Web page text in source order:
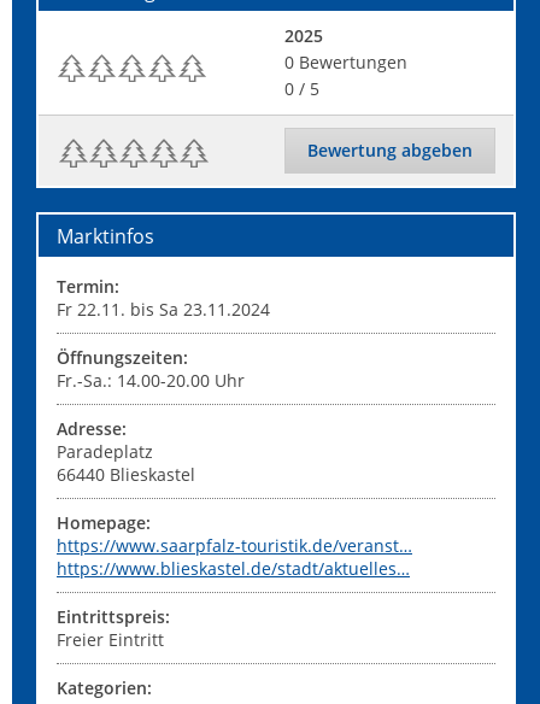
2025
0 Bewertungen
0 / 5
Bewertung abgeben
Marktinfos
Termin:
Fr 22.11. bis Sa 23.11.2024
Öffnungszeiten:
Fr.-Sa.: 14.00-20.00 Uhr
Adresse:
Paradeplatz
66440 Blieskastel
Homepage:
https://www.saarpfalz-touristik.de/veranst…
https://www.blieskastel.de/stadt/aktuelles…
Eintrittspreis:
Freier Eintritt
Kategorien: